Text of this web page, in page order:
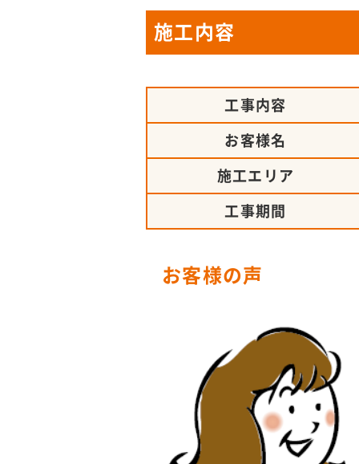
施工内容
工事内容
お客様名
施工エリア
工事期間
お客様の声